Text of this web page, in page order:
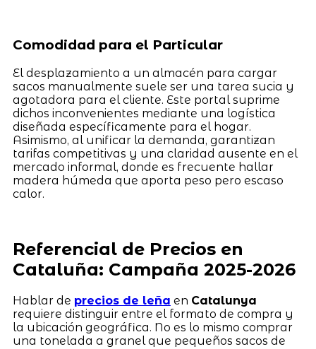
Comodidad para el Particular
El desplazamiento a un almacén para cargar
sacos manualmente suele ser una tarea sucia y
agotadora para el cliente. Este portal suprime
dichos inconvenientes mediante una logística
diseñada específicamente para el hogar.
Asimismo, al unificar la demanda, garantizan
tarifas competitivas y una claridad ausente en el
mercado informal, donde es frecuente hallar
madera húmeda que aporta peso pero escaso
calor.
Referencial de Precios en
Cataluña: Campaña 2025-2026
Hablar de precios de leña en Catalunya
requiere distinguir entre el formato de compra y
la ubicación geográfica. No es lo mismo comprar
una tonelada a granel que pequeños sacos de